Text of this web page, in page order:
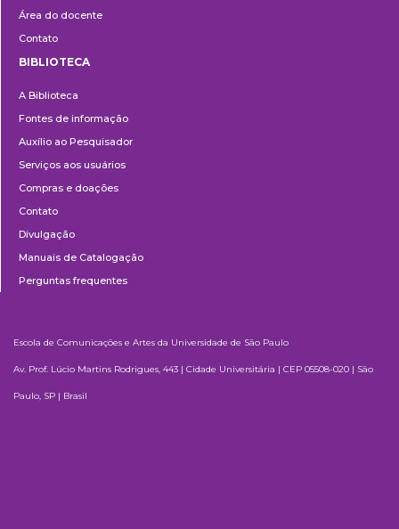
Área do docente
Contato
BIBLIOTECA
A Biblioteca
Fontes de informação
Auxílio ao Pesquisador
Serviços aos usuários
Compras e doações
Contato
Divulgação
Manuais de Catalogação
Perguntas frequentes
Escola de Comunicações e Artes da Universidade de São Paulo
Av. Prof. Lúcio Martins Rodrigues, 443 | Cidade Universitária | CEP 05508-020 | São
Paulo, SP | Brasil